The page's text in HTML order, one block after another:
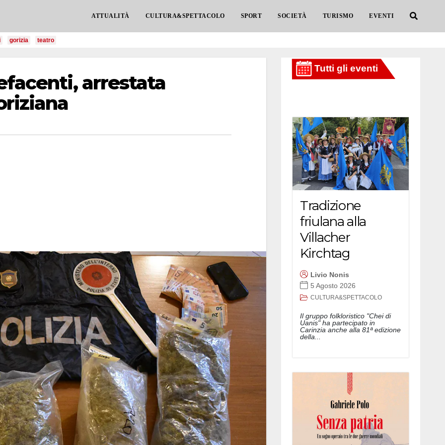
ATTUALITÀ CULTURA&SPETTACOLO SPORT SOCIETÀ TURISMO EVENTI
gorizia teatro
arrestata
Tradizione
friulana alla
Villacher
Kirchtag
Livio Nonis
5 Agosto 2026
CULTURA&SPETTACOLO
Il gruppo folkloristico "Chei di
Uanis" ha partecipato in
Carinzia anche alla 81ª edizione
della...